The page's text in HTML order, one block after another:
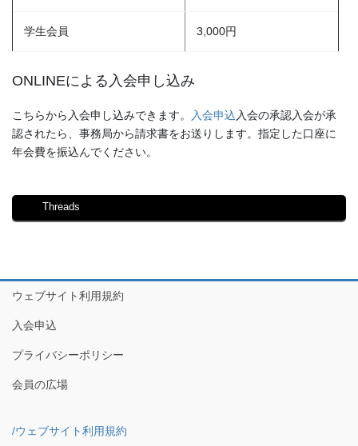
学生会員 3,000円
ONLINEによる入会申し込み
こちらから入会申し込みできます。 入会申込 入会の承認入会が承
認されたら、事務局から請求書をお送りします。指定した口座に
年会費を振込んでください。
Threads
ウェブサイト利用規約
入会申込
プライバシーポリシー
会員の広場
/ウェブサイト利用規約